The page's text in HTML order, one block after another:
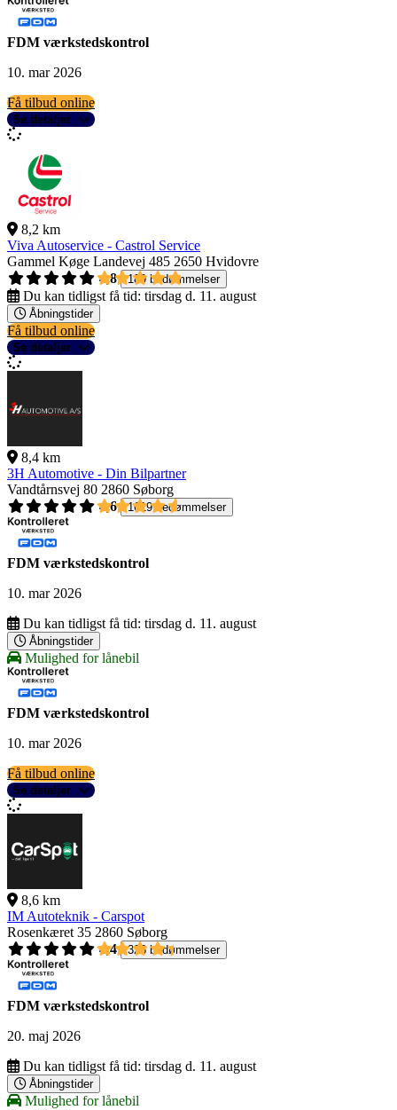
FDM værkstedskontrol
10. mar 2026
Få tilbud online
Se detaljer
8,2 km
Viva Autoservice - Castrol Service
Gammel Køge Landevej 485 2650 Hvidovre
4,8
189 bedømmelser
Du kan tidligst få tid: tirsdag d. 11. august
Åbningstider
Få tilbud online
Se detaljer
8,4 km
3H Automotive - Din Bilpartner
Vandtårnsvej 80 2860 Søborg
4,6
1619 bedømmelser
FDM værkstedskontrol
10. mar 2026
Du kan tidligst få tid: tirsdag d. 11. august
Åbningstider
Mulighed for lånebil
FDM værkstedskontrol
10. mar 2026
Få tilbud online
Se detaljer
8,6 km
IM Autoteknik - Carspot
Rosenkæret 35 2860 Søborg
4,4
326 bedømmelser
FDM værkstedskontrol
20. maj 2026
Du kan tidligst få tid: tirsdag d. 11. august
Åbningstider
Mulighed for lånebil